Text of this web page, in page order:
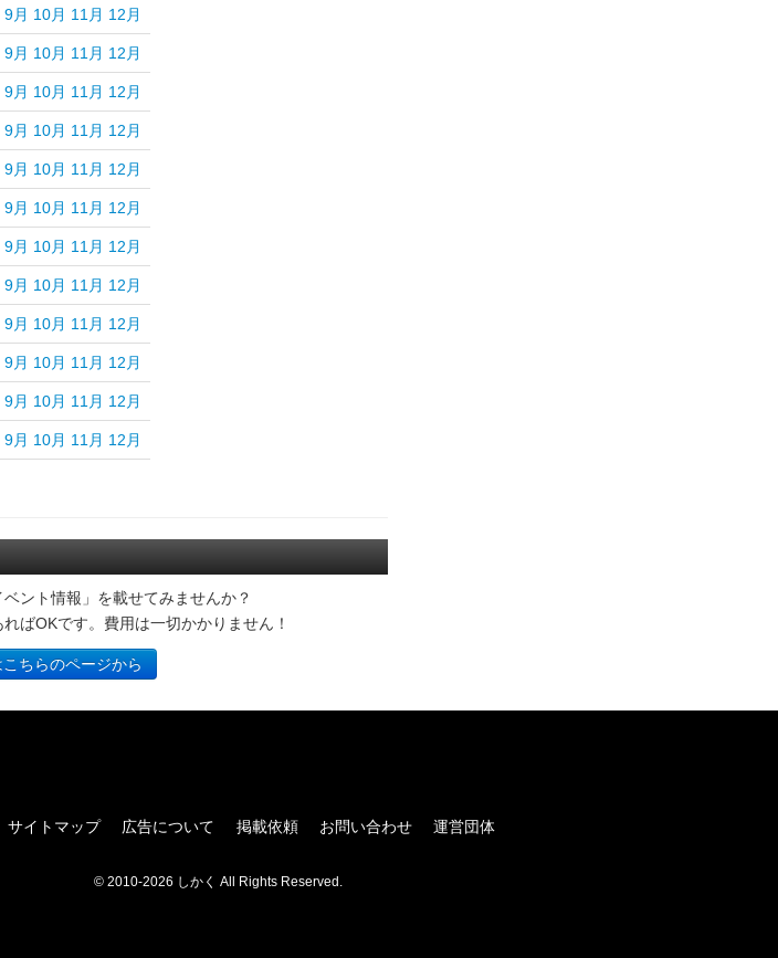
9月 10月 11月 12月
9月 10月 11月 12月
9月 10月 11月 12月
9月 10月 11月 12月
9月 10月 11月 12月
9月 10月 11月 12月
9月 10月 11月 12月
9月 10月 11月 12月
9月 10月 11月 12月
9月 10月 11月 12月
9月 10月 11月 12月
9月 10月 11月 12月
ント情報」を載せてみませんか？
ばOKです。費用は一切かかりません！
ちらのページから
サイトマップ 広告について 掲載依頼 お問い合わせ 運営団体
© 2010-2026 しかく All Rights Reserved.